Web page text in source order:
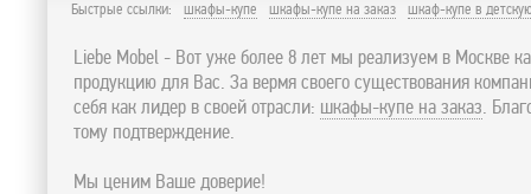
Быстрые ссылки: шкафы-купе шкафы-купе на заказ шкаф-купе в
Liebe Mobel - Вот уже более 8 лет мы реализуем в Москве
продукцию для Вас. За вермя своего существования
себя как лидер в своей отрасли: шкафы-купе на заказ.
тому подтверждение.
Мы ценим Ваше доверие!